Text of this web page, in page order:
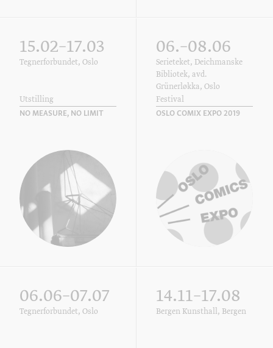
15.02–17.03
Tegnerforbundet, Oslo
Utstilling
NO MEASURE, NO LIMIT
06.–08.06
Serieteket, Deichmanske
Bibliotek, avd.
Grünerløkka, Oslo
Festival
OSLO COMIX EXPO 2019
06.06–07.07
Tegnerforbundet, Oslo
14.11–17.08
Bergen Kunsthall, Bergen